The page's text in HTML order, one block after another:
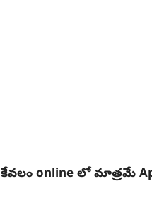
కేవలం online లో మాత్రమే